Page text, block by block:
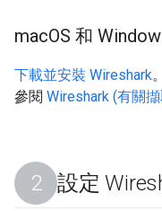
macOS 和
下載並安裝 Wireshark
參閱 Wireshark (有關
設定